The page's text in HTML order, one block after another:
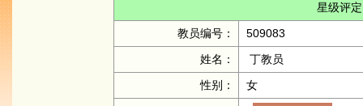
星级评定
教员编号：
509083
姓名：
丁教员
性别：
女